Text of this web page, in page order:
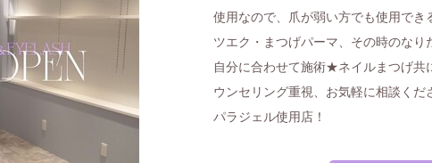
使用なので、爪が弱い方でも使用でき
ツエク・まつげパーマ、その時のなり
自分に合わせて施術★ネイルまつげ共
ウンセリング重視、お気軽に相談くだ
パラジェル使用店！